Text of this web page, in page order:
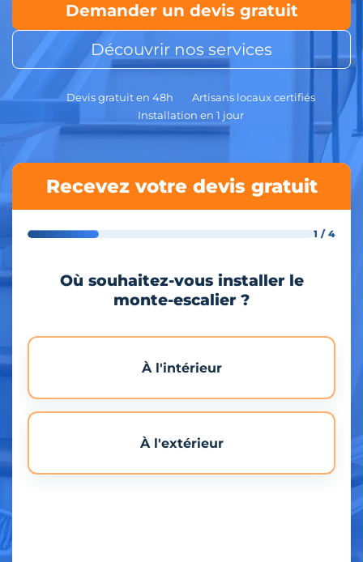
Demander un devis gratuit
Découvrir nos services
Devis gratuit en 48h
Artisans locaux certifiés
Installation en 1 jour
Recevez votre devis gratuit
1 / 4
Où souhaitez-vous installer le
monte-escalier ?
À l'intérieur
À l'extérieur